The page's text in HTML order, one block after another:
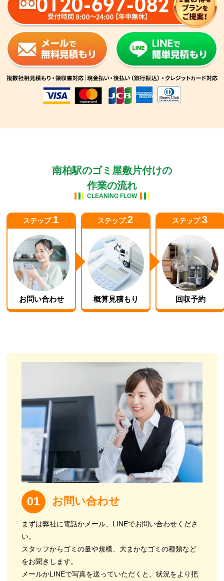
南柏駅のゴミ屋敷片付けの
作業の流れ
CLEANING FLOW
ステップ.1
お問い合わせ
ステップ.2
概算見積もり
ステップ.3
回収予約
01 お問い合わせ
まずは弊社に電話かメール、LINEでお問い合わせくださ
い。
スタッフからゴミの量や規模、大まかなゴミの種類など
をお聞きします。
メールかLINEで写真を送っていただくと、状況をより把